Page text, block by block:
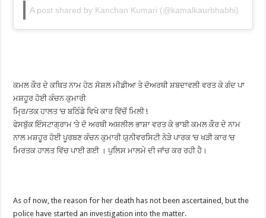
A post shared by Kanchan Kumari (@kamalkaurbhabhi)
ਕਮਲ ਕੌਰ ਦੇ ਕਥਿਤ ਨਾਮ ਹੇਠ ਸੋਸ਼ਲ ਮੀਡੀਆ ਤੇ ਦੋਅਰਥੀ ਸ਼ਬਦਾਵਲੀ ਵਰਤ ਕੇ ਗੰਦ ਪਾ
ਮਸ਼ਹੂਰ ਹੋਈ ਕੰਚਨ ਕੁਮਾਰੀ
ਮ੍ਰਿ/ਤਕ ਹਾਲਤ ‘ਚ ਬਠਿੰਡੇ ਵਿਖੇ ਕਾਰ ਵਿੱਚੋਂ ਮਿਲੀ !
ਫੇਸਬੁੱਕ ਇੰਸਟਾਗ੍ਰਾਮ ‘ਤੇ ਦੋ ਅਰਥੀ ਅਸ਼ਲੀਲ ਭਾਸ਼ਾ ਵਰਤ ਕੇ ਭਾਬੀ ਕਮਲ ਕੌਰ ਦੇ ਨਾਮ
ਨਾਲ ਮਸ਼ਹੂਰ ਹੋਈ ਪੂਰਬਣ ਕੰਚਨ ਕੁਮਾਰੀ ਯੁਨੀਵਰਸਿਟੀ ਨੇੜੇ ਪਾਰਕ ‘ਚ ਖੜੀ ਕਾਰ ‘ਚ
ਮਿਰਤਕ ਹਾਲਤ ਵਿੱਚ ਪਾਈ ਗਈ । ਪੁਲਿਸ ਮਾਲਮੇ ਦੀ ਜਾਂਚ ਕਰ ਰਹੀ ਹੈ।
As of now, the reason for her death has not been ascertained, but the
police have started an investigation into the matter.